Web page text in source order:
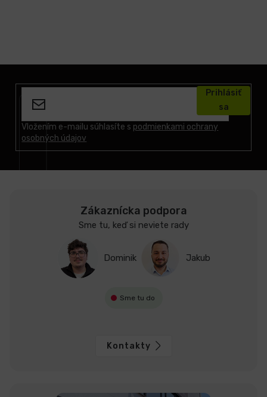
Vložením e-mailu súhlasíte s podmienkami ochrany
osobných údajov
Prihlásiť
sa
Zákaznícka podpora
Sme tu, keď si neviete rady
Dominik Jakub
Sme tu do
Kontakty